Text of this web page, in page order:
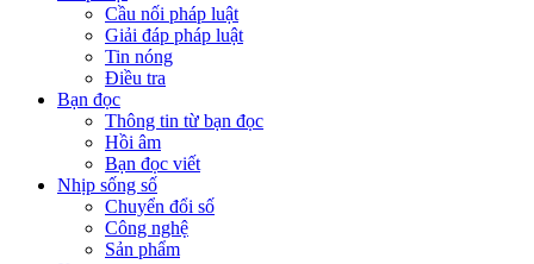
Cầu nối pháp luật
Giải đáp pháp luật
Tin nóng
Điều tra
Bạn đọc
Thông tin từ bạn đọc
Hồi âm
Bạn đọc viết
Nhịp sống số
Chuyển đổi số
Công nghệ
Sản phẩm